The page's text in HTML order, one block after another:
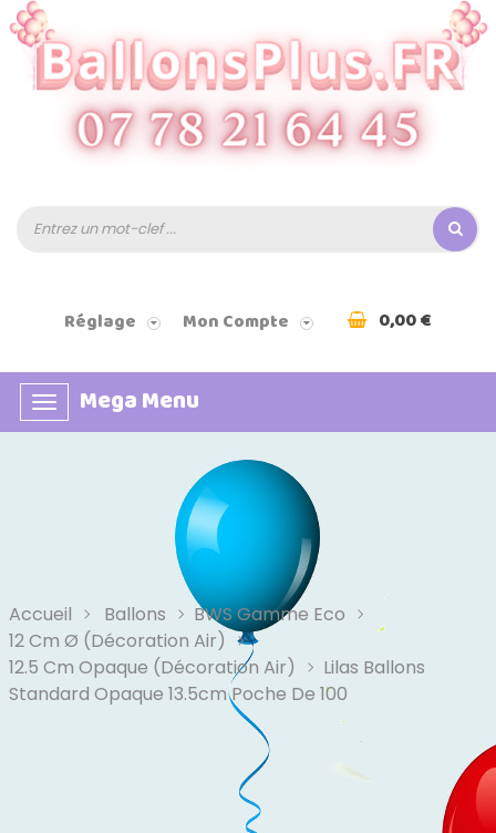
Réglage Mon Compte 0,00 €
Basculer
la
Mega Menu
Accueil Ballons
BWS Gamme Eco
12 Cm Ø (Décoration Air)
12.5 Cm Opaque (décoration Air)
Lilas Ballons
Standard Opaque 13.5cm Poche De 100